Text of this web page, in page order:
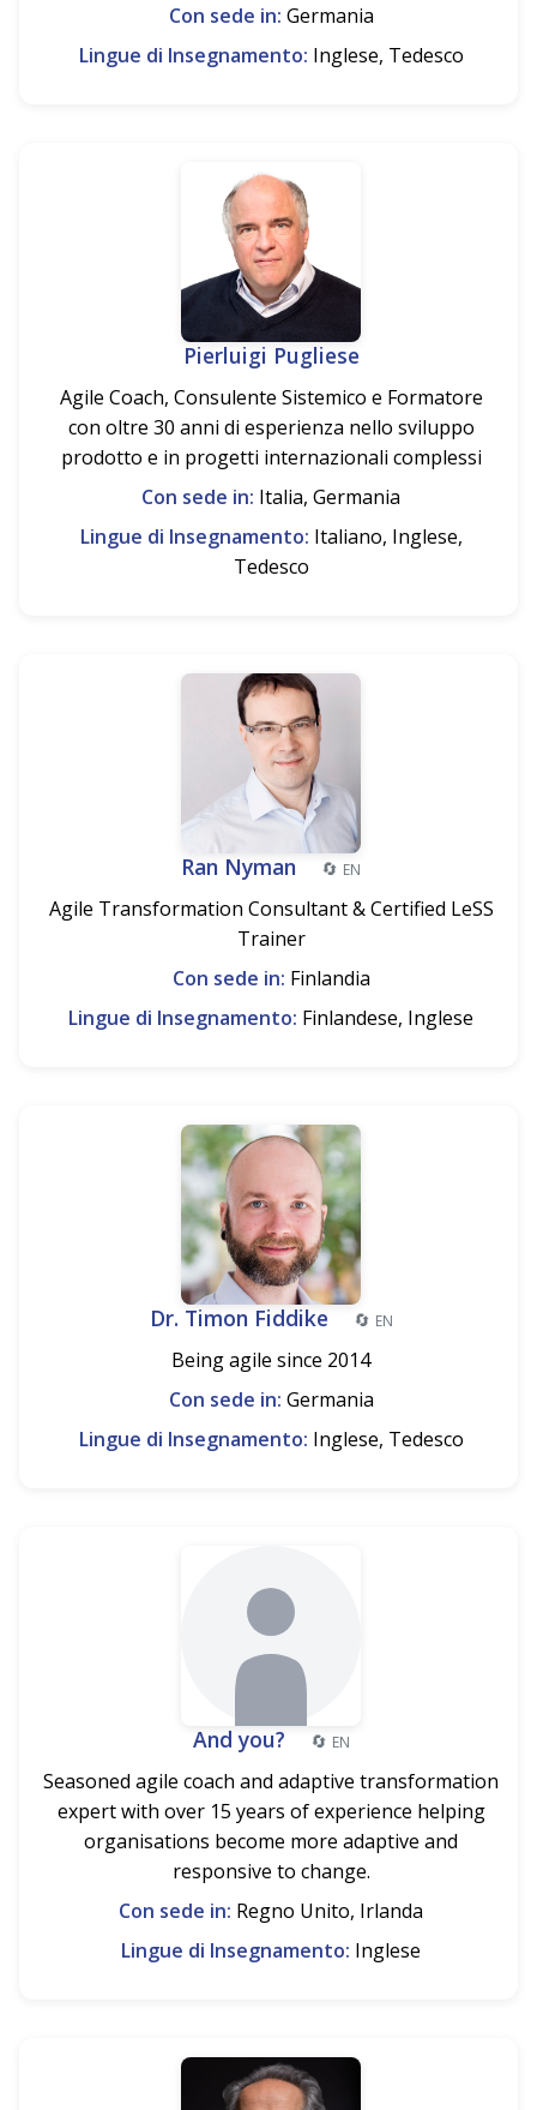
Con sede in: Germania
Lingue di Insegnamento: Inglese, Tedesco
Pierluigi Pugliese
Agile Coach, Consulente Sistemico e Formatore
con oltre 30 anni di esperienza nello sviluppo
prodotto e in progetti internazionali complessi
Con sede in: Italia, Germania
Lingue di Insegnamento: Italiano, Inglese,
Tedesco
Ran Nyman 🔄 EN
Agile Transformation Consultant & Certified LeSS
Trainer
Con sede in: Finlandia
Lingue di Insegnamento: Finlandese, Inglese
Dr. Timon Fiddike 🔄 EN
Being agile since 2014
Con sede in: Germania
Lingue di Insegnamento: Inglese, Tedesco
And you? 🔄 EN
Seasoned agile coach and adaptive transformation
expert with over 15 years of experience helping
organisations become more adaptive and
responsive to change.
Con sede in: Regno Unito, Irlanda
Lingue di Insegnamento: Inglese